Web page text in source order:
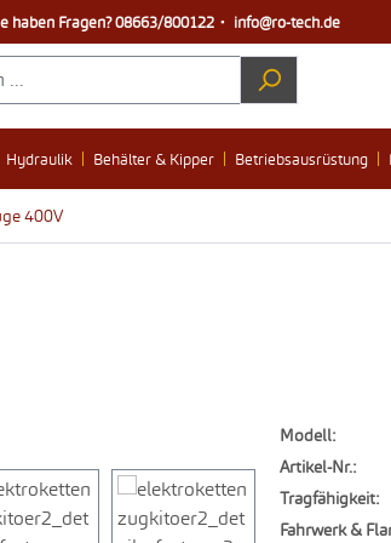
haben Fragen?08663/800122・ info@ro-tech.de
Hydraulik Behälter & Kipper Betriebsausrüstung
400V
Modell:
Artikel-Nr.:
Tragfähigkeit:
Fahrwerk &